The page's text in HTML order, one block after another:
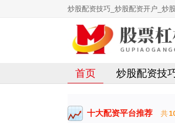
炒股配资技巧_炒股配资开户_炒
首页 炒股配资技
十大配资平台推荐 共